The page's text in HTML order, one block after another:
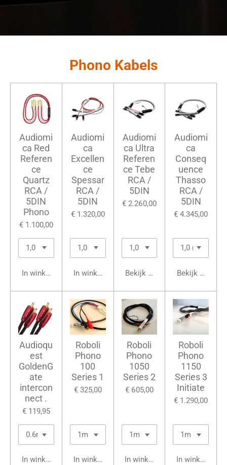
Phono Kabels
Audiomi
ca Red
Referen
ce
Quartz
RCA /
5DIN
Phono
€ 1.100,00
In winkelwagen
Audiomi
ca
Excellen
ce
Spessar
RCA /
5DIN
€ 1.320,00
In winkelwagen
Audiomi
ca Ultra
Referen
ce Tebe
RCA /
5DIN
€ 2.260,00
Bekijk details
Audiomi
ca
Conseq
uence
Thasso
RCA /
5DIN
€ 4.345,00
Bekijk details
Audioqu
est
GoldenG
ate
intercon
nect .
€ 119,95
In winkelwagen
Roboli
Phono
100
Series 1
€ 325,00
In winkelwagen
Roboli
Phono
1050
Series 2
€ 605,00
In winkelwagen
Roboli
Phono
1150
Series 3
Initiate
€ 1.290,00
In